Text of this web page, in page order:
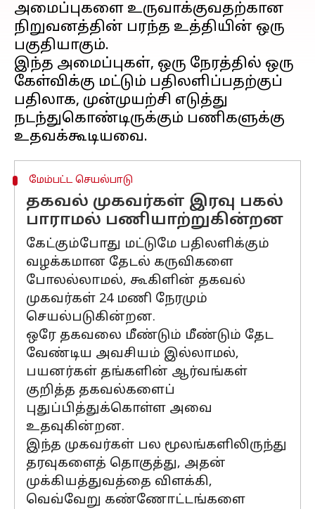
அமைப்புகளை உருவாக்குவதற்கான
நிறுவனத்தின் பரந்த உத்தியின் ஒரு
பகுதியாகும்.
இந்த அமைப்புகள், ஒரு நேரத்தில் ஒரு
கேள்விக்கு மட்டும் பதிலளிப்பதற்குப்
பதிலாக, முன்முயற்சி எடுத்து
நடந்துகொண்டிருக்கும் பணிகளுக்கு
மேம்பட்ட செயல்பாடு
தகவல் முகவர்கள் இரவு பகல்
பாராமல் பணியாற்றுகின்றன
கேட்கும்போது மட்டுமே பதிலளிக்கும்
வழக்கமான தேடல் கருவிகளை
போலல்லாமல், கூகிளின் தகவல்
முகவர்கள் 24 மணி நேரமும்
செயல்படுகின்றன.
ஒரே தகவலை மீண்டும் மீண்டும் தேட
வேண்டிய அவசியம் இல்லாமல்,
பயனர்கள் தங்களின் ஆர்வங்கள்
குறித்த தகவல்களைப்
புதுப்பித்துக்கொள்ள அவை
உதவுகின்றன.
இந்த முகவர்கள் பல மூலங்களிலிருந்து
தரவுகளைத் தொகுத்து, அதன்
முக்கியத்துவத்தை விளக்கி,
வெவ்வேறு கண்ணோட்டங்களை